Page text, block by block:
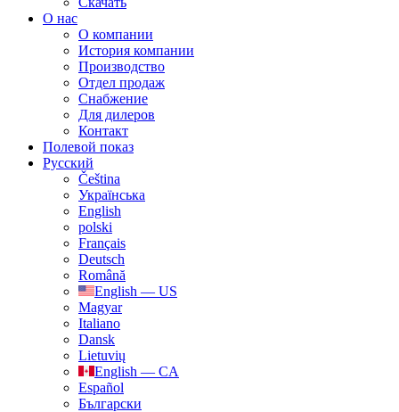
О нас
О компании
История компании
Производство
Отдел продаж
Cнабжение
Для дилеров
Контакт
Полевой показ
Русский
Čeština
Українська
English
polski
Français
Deutsch
Română
English — US
Magyar
Italiano
Dansk
Lietuvių
English — CA
Español
Български